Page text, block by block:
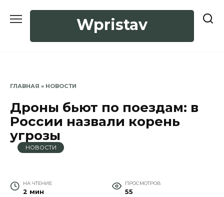
Wpristav
ГЛАВНАЯ » НОВОСТИ
Дроны бьют по поездам: в
России назвали корень
угрозы
НОВОСТИ
НА ЧТЕНИЕ
2 мин
ПРОСМОТРОВ
55